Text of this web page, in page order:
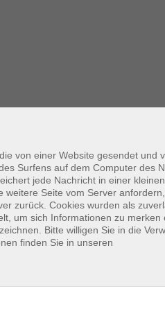
Mi.
von einer Website gesendet und
Surfens auf dem Computer des
jede Nachricht in einer
weitere Seite vom Server
zurück. Cookies wurden als
um sich Informationen zu merken
Bitte willigen Sie in die
finden Sie in unseren